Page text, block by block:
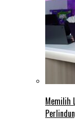
Memilih